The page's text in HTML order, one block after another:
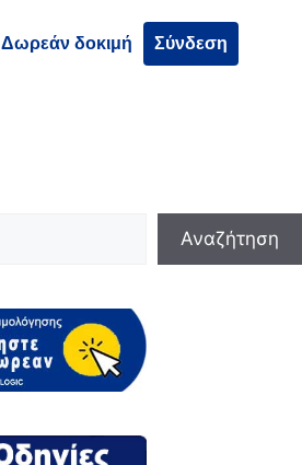
Δωρεάν δοκιμή Σύνδεση
Αναζήτηση